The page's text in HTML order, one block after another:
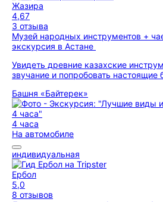
Жазира
4,67
3 отзыва
Музей народных инструментов +
экскурсия в Астане
Увидеть древние казахские
звучание и попробовать настоящие
Башня «Байтерек»
4 часа
На автомобиле
индивидуальная
Ербол
5,0
8 отзывов